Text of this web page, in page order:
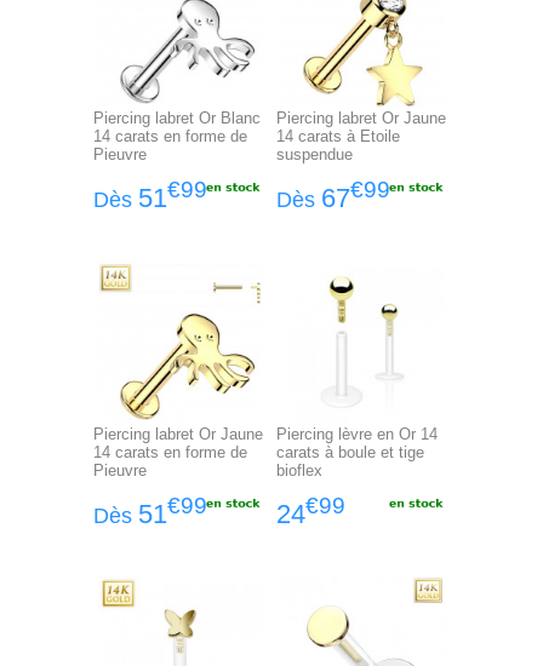
Piercing labret Or Blanc
14 carats en forme de
Pieuvre
Dès 51€99
Piercing labret Or Jaune
14 carats à Etoile
suspendue
Dès 67€99
Piercing labret Or Jaune
14 carats en forme de
Pieuvre
Dès 51€99
Piercing lèvre en Or 14
carats à boule et tige
bioflex
24€99